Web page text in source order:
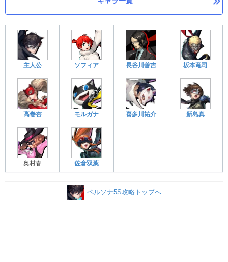
主人公 ソフィア 長谷川善吉 坂本竜司
高巻杏 モルガナ 喜多川祐介 新島真
奥村春 佐倉双葉
- -
ペルソナ5S攻略トップへ